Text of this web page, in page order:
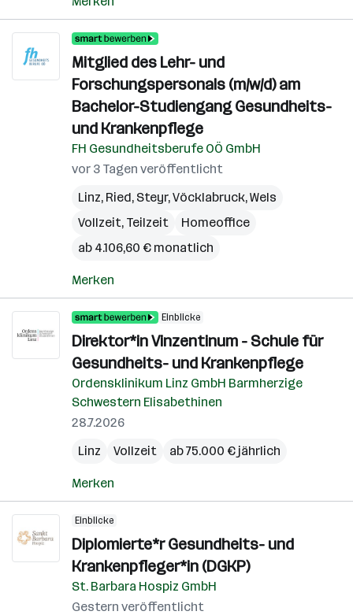
Mitglied des Lehr- und
Forschungspersonals (m/w/d) am
Bachelor-Studiengang Gesundheits-
und Krankenpflege
FH Gesundheitsberufe OÖ GmbH
vor 3 Tagen veröffentlicht
Linz, Ried, Steyr,Vöcklabruck,Wels
Vollzeit, Teilzeit
Homeoffice
ab 4.106,60 € monatlich
Merken
Einblicke
Direktor*in Vinzentinum - Schule für
Gesundheits- und Krankenpflege
Ordensklinikum Linz GmbH Barmherzige
Schwestern Elisabethinen
28.7.2026
Linz
Vollzeit ab 75.000 € jährlich
Merken
Einblicke
Diplomierte*r Gesundheits- und
Krankenpfleger*in (DGKP)
St. Barbara Hospiz GmbH
Gestern veröffentlicht